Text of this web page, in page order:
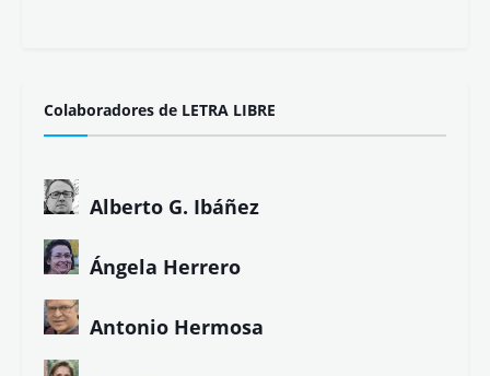
Colaboradores de LETRA LIBRE
Alberto G. Ibáñez
Ángela Herrero
Antonio Hermosa